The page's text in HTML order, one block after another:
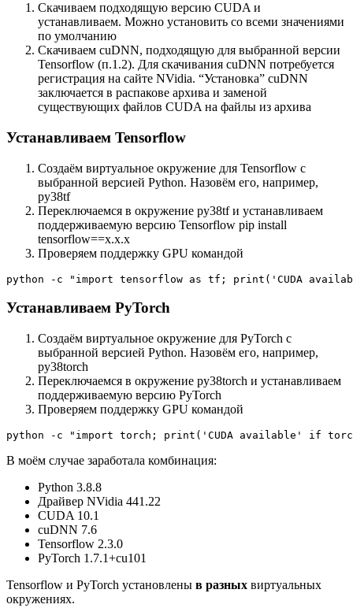
Скачиваем подходящую версию CUDA и
устанавливаем. Можно установить со всеми значениями
по умолчанию
Скачиваем cuDNN, подходящую для выбранной версии
Tensorflow (п.1.2). Для скачивания cuDNN потребуется
регистрация на сайте NVidia. “Установка” cuDNN
заключается в распакове архива и заменой
существующих файлов CUDA на файлы из архива
Устанавливаем Tensorflow
Создаём виртуальное окружение для Tensorflow c
выбранной версией Python. Назовём его, например,
py38tf
Переключаемся в окружение py38tf и устанавливаем
поддерживаемую версию Tensorflow pip install
tensorflow==x.x.x
Проверяем поддержку GPU командой
python -c "import tensorflow as tf; print('CUDA
Устанавливаем PyTorch
Создаём виртуальное окружение для PyTorch c
выбранной версией Python. Назовём его, например,
py38torch
Переключаемся в окружение py38torch и устанавливаем
поддерживаемую версию PyTorch
Проверяем поддержку GPU командой
python -c "import torch; print('CUDA available' if
В моём случае заработала комбинация:
Python 3.8.8
Драйвер NVidia 441.22
CUDA 10.1
cuDNN 7.6
Tensorflow 2.3.0
PyTorch 1.7.1+cu101
Tensorflow и PyTorch установлены в разных виртуальных
окружениях.